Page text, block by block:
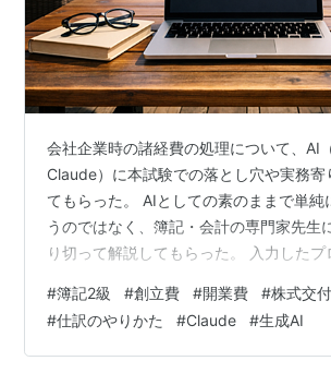
会社企業時の諸経費の処理について、AI
Claude）に本試験での落とし穴や実務寄
てもらった。 AIとしての素のままで単純
うのではなく、簿記・会計の専門家先生
り切って解説してもらった。 入力したプ
験向けベテラン指導者です。 ＃文脈：日
題集に取り組み中です。会社設立で株式
費等の処理に関する基礎問題について、
#簿記2級 #創立費 #開業費 #株式交
#仕訳のやりかた #Claude #生成AI